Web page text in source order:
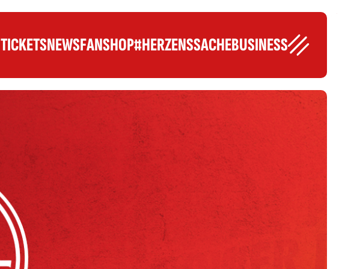
TICKETSNEWSFANSHOP#HERZENSSACHEBUSINESS